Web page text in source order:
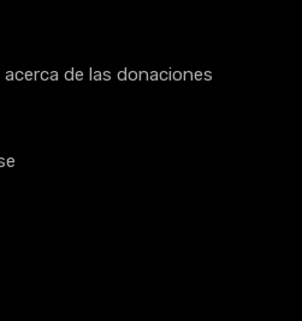
de las donaciones